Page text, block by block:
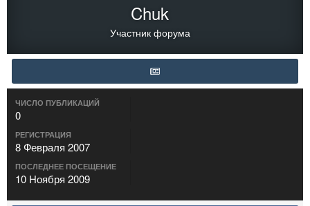
Chuk
Участник форума
ЧИСЛО ПУБЛИКАЦИЙ
0
РЕГИСТРАЦИЯ
8 Февраля 2007
ПОСЛЕДНЕЕ ПОСЕЩЕНИЕ
10 Ноября 2009